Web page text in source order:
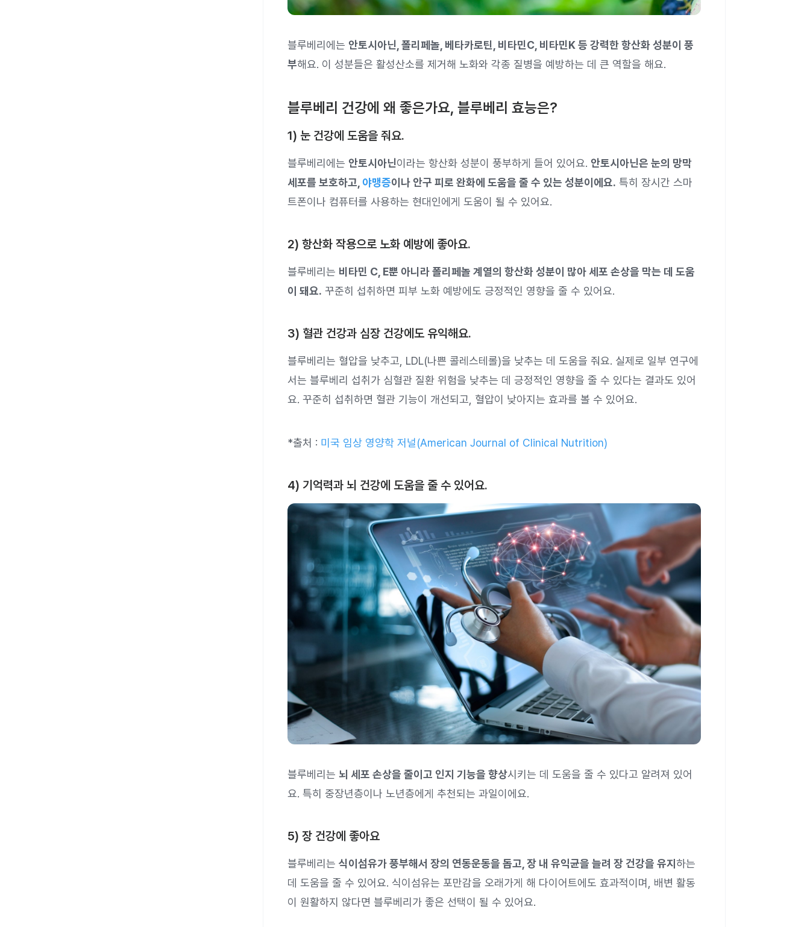
블루베리에는 안토시아닌, 폴리페놀, 베타카로틴, 비타민C, 비타민K 등 강력한 항산화 성분이 풍
부해요. 이 성분들은 활성산소를 제거해 노화와 각종 질병을 예방하는 데 큰 역할을 해요.
블루베리 건강에 왜 좋은가요, 블루베리 효능은?
1) 눈 건강에 도움을 줘요.
블루베리에는 안토시아닌이라는 항산화 성분이 풍부하게 들어 있어요. 안토시아닌은 눈의 망막
세포를 보호하고, 야맹증이나 안구 피로 완화에 도움을 줄 수 있는 성분이에요. 특히 장시간 스마
트폰이나 컴퓨터를 사용하는 현대인에게 도움이 될 수 있어요.
2) 항산화 작용으로 노화 예방에 좋아요.
블루베리는 비타민 C, E뿐 아니라 폴리페놀 계열의 항산화 성분이 많아 세포 손상을 막는 데 도움
이 돼요. 꾸준히 섭취하면 피부 노화 예방에도 긍정적인 영향을 줄 수 있어요.
3) 혈관 건강과 심장 건강에도 유익해요.
블루베리는 혈압을 낮추고, LDL(나쁜 콜레스테롤)을 낮추는 데 도움을 줘요. 실제로 일부 연구에
서는 블루베리 섭취가 심혈관 질환 위험을 낮추는 데 긍정적인 영향을 줄 수 있다는 결과도 있어
요. 꾸준히 섭취하면 혈관 기능이 개선되고, 혈압이 낮아지는 효과를 볼 수 있어요.
*출처 : 미국 임상 영양학 저널(American Journal of Clinical Nutrition)
4) 기억력과 뇌 건강에 도움을 줄 수 있어요.
블루베리는 뇌 세포 손상을 줄이고 인지 기능을 향상시키는 데 도움을 줄 수 있다고 알려져 있어
요. 특히 중장년층이나 노년층에게 추천되는 과일이에요.
5) 장 건강에 좋아요
블루베리는 식이섬유가 풍부해서 장의 연동운동을 돕고, 장 내 유익균을 늘려 장 건강을 유지하는
데 도움을 줄 수 있어요. 식이섬유는 포만감을 오래가게 해 다이어트에도 효과적이며, 배변 활동
이 원활하지 않다면 블루베리가 좋은 선택이 될 수 있어요.